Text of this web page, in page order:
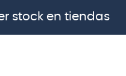
stock en tiendas